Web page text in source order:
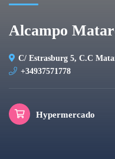
Alcampo
C/ Estrasburg 5, C.C
+34937571778
Hypermercado